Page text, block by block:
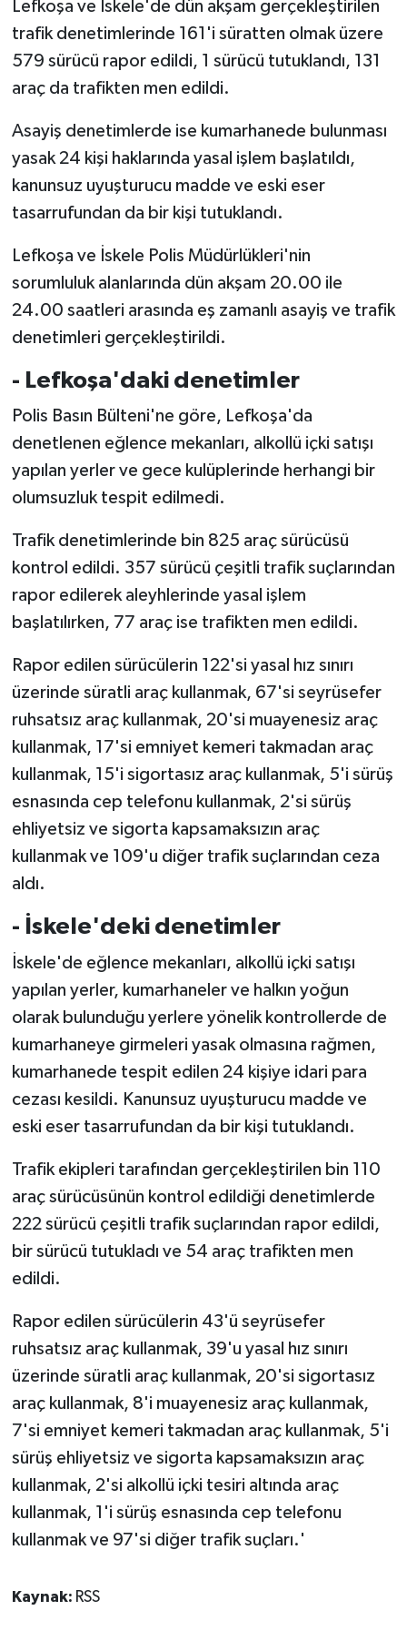
Lefkoşa ve İskele'de dün akşam gerçekleştirilen
trafik denetimlerinde 161'i süratten olmak üzere
579 sürücü rapor edildi, 1 sürücü tutuklandı, 131
araç da trafikten men edildi.
Asayiş denetimlerde ise kumarhanede bulunması
yasak 24 kişi haklarında yasal işlem başlatıldı,
kanunsuz uyuşturucu madde ve eski eser
tasarrufundan da bir kişi tutuklandı.
Lefkoşa ve İskele Polis Müdürlükleri'nin
sorumluluk alanlarında dün akşam 20.00 ile
24.00 saatleri arasında eş zamanlı asayiş ve trafik
denetimleri gerçekleştirildi.
- Lefkoşa'daki denetimler
Polis Basın Bülteni'ne göre, Lefkoşa'da
denetlenen eğlence mekanları, alkollü içki satışı
yapılan yerler ve gece kulüplerinde herhangi bir
olumsuzluk tespit edilmedi.
Trafik denetimlerinde bin 825 araç sürücüsü
kontrol edildi. 357 sürücü çeşitli trafik suçlarından
rapor edilerek aleyhlerinde yasal işlem
başlatılırken, 77 araç ise trafikten men edildi.
Rapor edilen sürücülerin 122'si yasal hız sınırı
üzerinde süratli araç kullanmak, 67'si seyrüsefer
ruhsatsız araç kullanmak, 20'si muayenesiz araç
kullanmak, 17'si emniyet kemeri takmadan araç
kullanmak, 15'i sigortasız araç kullanmak, 5'i sürüş
esnasında cep telefonu kullanmak, 2'si sürüş
ehliyetsiz ve sigorta kapsamaksızın araç
kullanmak ve 109'u diğer trafik suçlarından ceza
aldı.
- İskele'deki denetimler
İskele'de eğlence mekanları, alkollü içki satışı
yapılan yerler, kumarhaneler ve halkın yoğun
olarak bulunduğu yerlere yönelik kontrollerde de
kumarhaneye girmeleri yasak olmasına rağmen,
kumarhanede tespit edilen 24 kişiye idari para
cezası kesildi. Kanunsuz uyuşturucu madde ve
eski eser tasarrufundan da bir kişi tutuklandı.
Trafik ekipleri tarafından gerçekleştirilen bin 110
araç sürücüsünün kontrol edildiği denetimlerde
222 sürücü çeşitli trafik suçlarından rapor edildi,
bir sürücü tutukladı ve 54 araç trafikten men
edildi.
Rapor edilen sürücülerin 43'ü seyrüsefer
ruhsatsız araç kullanmak, 39'u yasal hız sınırı
üzerinde süratli araç kullanmak, 20'si sigortasız
araç kullanmak, 8'i muayenesiz araç kullanmak,
7'si emniyet kemeri takmadan araç kullanmak, 5'i
sürüş ehliyetsiz ve sigorta kapsamaksızın araç
kullanmak, 2'si alkollü içki tesiri altında araç
kullanmak, 1'i sürüş esnasında cep telefonu
kullanmak ve 97'si diğer trafik suçları.'
Kaynak: RSS
MAGAZİN
Nöbetçi Eczaneler
ÖZEL HABER
SAĞLIK
SPOR
TATLISU
TİCARET
YAŞAM